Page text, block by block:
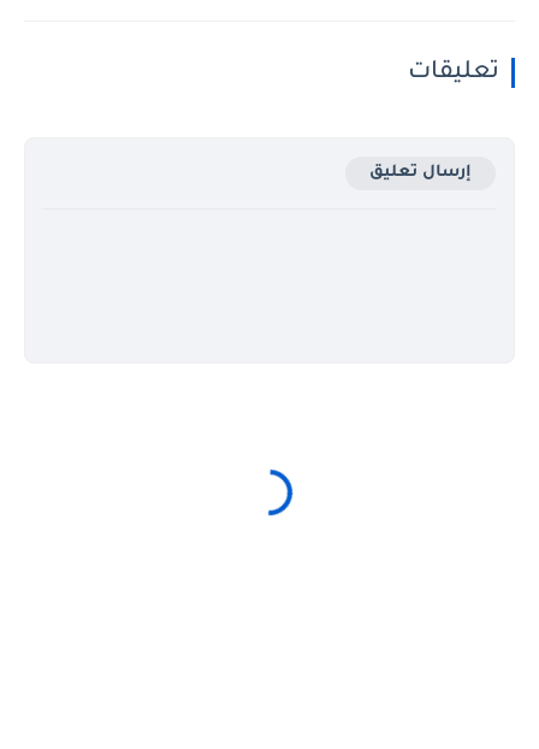
تعليقات
إرسال تعليق